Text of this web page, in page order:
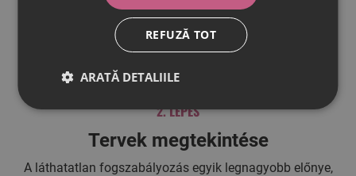
2. LÉPÉS
Tervek megtekintése
A láthatatlan fogszabályozás egyik legnagyobb előnye,
REFUZĂ TOT
ARATĂ DETALIILE